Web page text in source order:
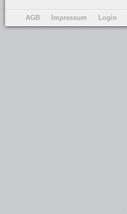
AGB Impressum Login